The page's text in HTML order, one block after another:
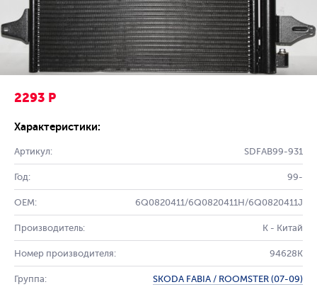
2293 Р
Характеристики:
Артикул: SDFAB99-931
Год: 99-
OEM: 6Q0820411/6Q0820411H/6Q0820411J
Производитель: K - Китай
Номер производителя: 94628K
Группа: SKODA FABIA / ROOMSTER (07-09)